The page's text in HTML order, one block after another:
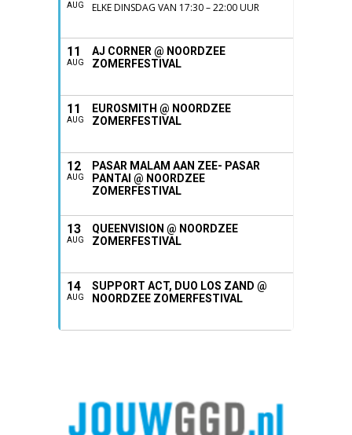
AUG ELKE DINSDAG VAN 17:30 – 22:00 UUR
11
AUG
AJ CORNER @ NOORDZEE
ZOMERFESTIVAL
11
AUG
EUROSMITH @ NOORDZEE
ZOMERFESTIVAL
12
AUG
PASAR MALAM AAN ZEE- PASAR
PANTAI @ NOORDZEE
ZOMERFESTIVAL
13
AUG
QUEENVISION @ NOORDZEE
ZOMERFESTIVAL
14
AUG
SUPPORT ACT, DUO LOS ZAND @
NOORDZEE ZOMERFESTIVAL